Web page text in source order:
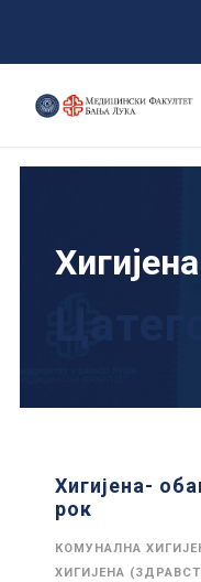
Хигијена-
рок
КОМУНАЛНА
ХИГИЈЕНА